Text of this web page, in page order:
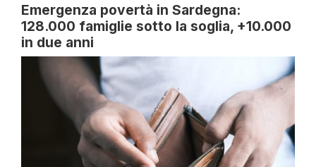
Emergenza povertà in Sardegna:
128.000 famiglie sotto la soglia, +10.000
in due anni